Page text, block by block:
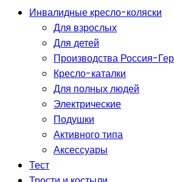
Инвалидные кресло-коляски
Для взрослых
Для детей
Производства Россия-
Кресло-каталки
Для полных людей
Электрические
Подушки
Активного типа
Аксессуары
Тест